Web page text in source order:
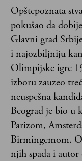
Opštepoznata
pokušao da
Glavni grad
i najozbiljniju
Olimpijske igre
izboru zauzeo
neuspešna
Beograd je bio u
Parizom,
Birmingemom.
njih spada i